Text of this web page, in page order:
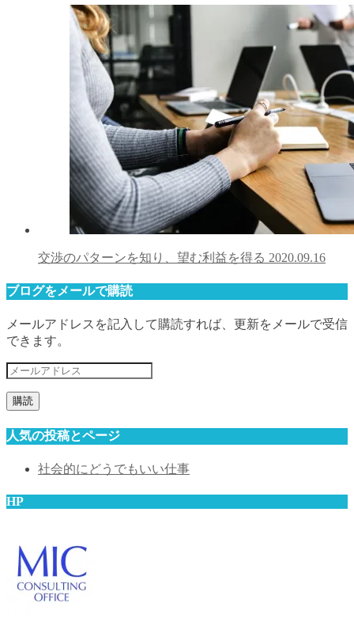
交渉のパターンを知り、望む利益を得る 2020.09.16
ブログをメールで購読
メールアドレスを記入して購読すれば、更新をメールで受信
できます。
メ
ル
ド
人気の投稿とページ
社会的にどうでもいい仕事
HP